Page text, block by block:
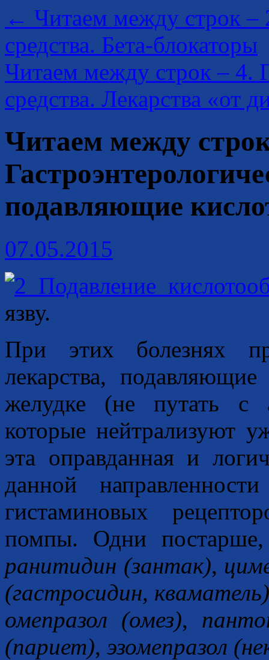
← Читаем между строк –
средства. Бета-блокаторы
Читаем между строк – 4.
средства. Лекарства «от
Читаем между
подавляющие
07.05.2015
язву.
При этих болезнях
лекарства,
желудке (не путать с
которые нейтрализуют
эта оправданная и
данной
гистаминовых
помпы. Одни
ранитидин (зантак),
(гастросидин,
омепразол (омез),
(париет), эзомепразол